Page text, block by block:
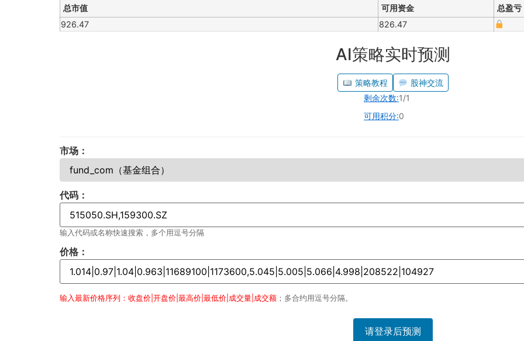
总市值
可用资金
总盈亏
926.47
826.47
AI策略实时预测
策略教程
股神交流
剩余次数:1/1
可用积分:0
市场：
代码：
输入代码或名称快速搜索，多个用逗号分隔
价格：
输入最新价格序列：收盘价|开盘价|最高价|最低价|成交量|成交额 ；多合约用逗号分隔。
请登录后预测